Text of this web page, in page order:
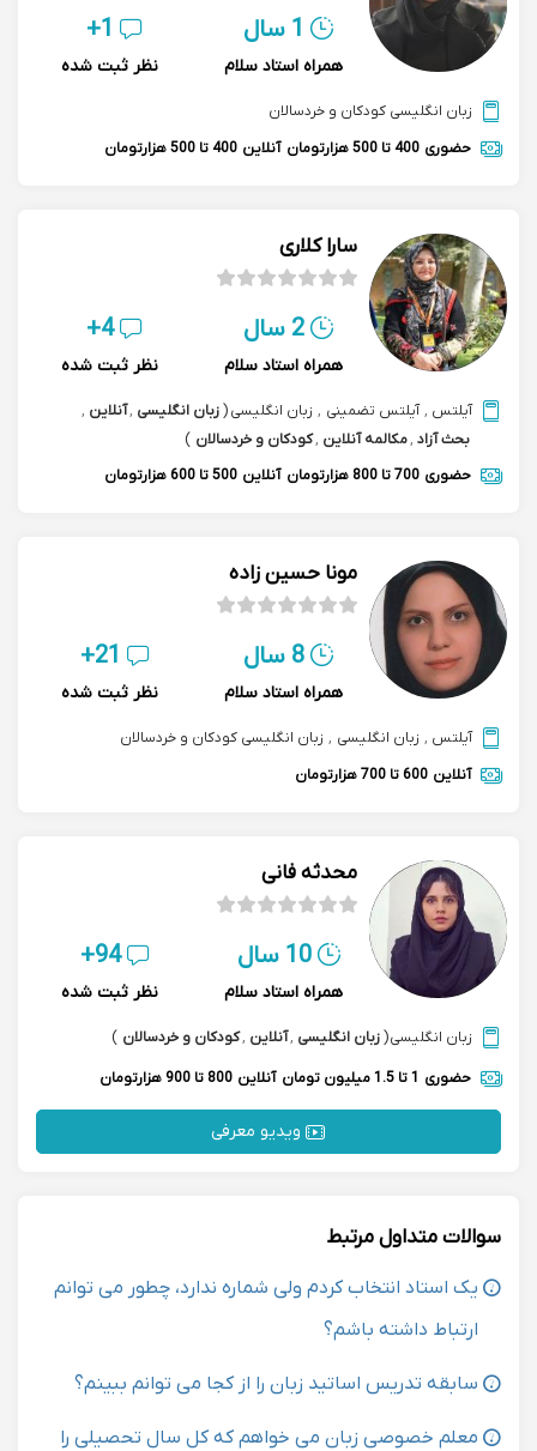
1 سال
همراه استاد سلام
1+
نظر ثبت شده
زبان انگلیسی کودکان و خردسالان
حضوری 400 تا 500 هزارتومان آنلاین 400 تا 500 هزارتومان
سارا کلاری
2 سال
همراه استاد سلام
4+
نظر ثبت شده
آیلتس , آیلتس تضمینی , زبان انگلیسی(زبان انگلیسی ,آنلاین ,
بحث آزاد ,مکالمه آنلاین ,کودکان و خردسالان )
حضوری 700 تا 800 هزارتومان آنلاین 500 تا 600 هزارتومان
مونا حسین زاده
8 سال
همراه استاد سلام
21+
نظر ثبت شده
آیلتس , زبان انگلیسی , زبان انگلیسی کودکان و خردسالان
آنلاین 600 تا 700 هزارتومان
محدثه فانی
10 سال
همراه استاد سلام
94+
نظر ثبت شده
زبان انگلیسی(زبان انگلیسی ,آنلاین ,کودکان و خردسالان )
حضوری 1 تا 1.5 میلیون تومان آنلاین 800 تا 900 هزارتومان
ویدیو معرفی
سوالات متداول مرتبط
یک استاد انتخاب کردم ولی شماره ندارد، چطور می توانم
ارتباط داشته باشم؟
سابقه تدریس اساتید زبان را از کجا می توانم ببینم؟
معلم خصوصی زبان می خواهم که کل سال تحصیلی را